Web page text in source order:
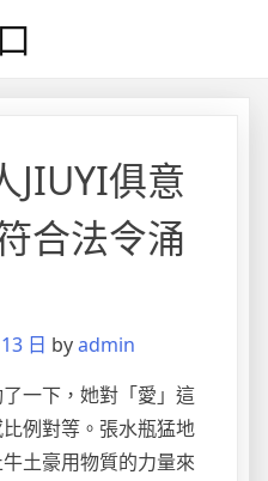
JIUYI俱意
合法令涌
日 byadmin
了一下，她對「愛」這
例對等。張水瓶猛地
土豪用物質的力量來